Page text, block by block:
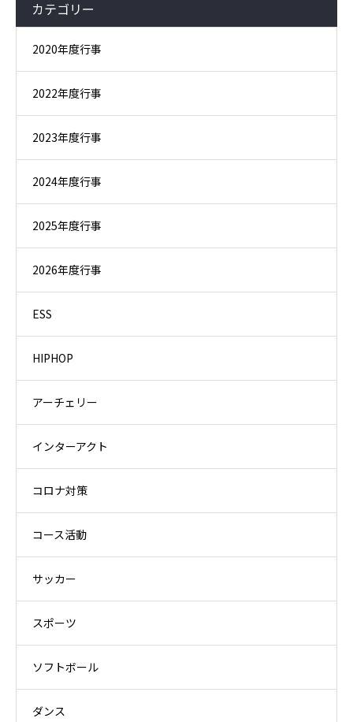
カテゴリー
2020年度行事
2022年度行事
2023年度行事
2024年度行事
2025年度行事
2026年度行事
ESS
HIPHOP
アーチェリー
インターアクト
コロナ対策
コース活動
サッカー
スポーツ
ソフトボール
ダンス